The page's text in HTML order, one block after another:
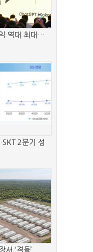
역대 최대…
2분기 성
서 ‘격돌’